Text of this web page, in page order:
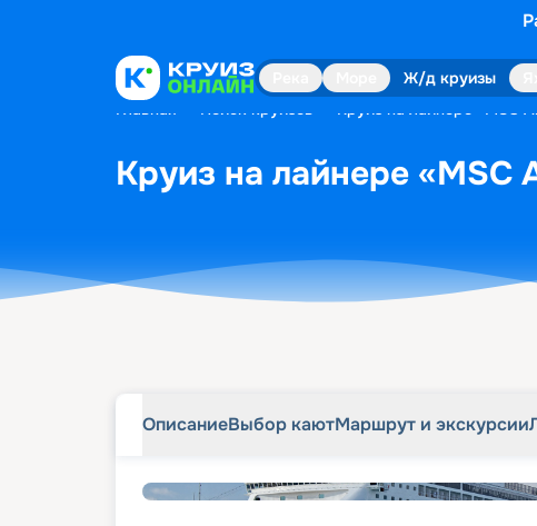
Ж/д круизы
Главная Поиск круизов Круиз на лайнере «MSC
Круиз на лайнере «MSC
ОписаниеВыбор каютМаршрут и экскурсии